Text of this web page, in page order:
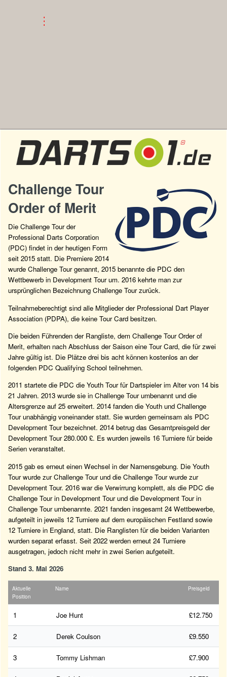
Challenge Tour
Order of Merit
Die Challenge Tour der
Professional Darts Corporation
(PDC) findet in der heutigen Form
seit 2015 statt. Die Premiere 2014
wurde Challenge Tour genannt, 2015 benannte die PDC den
Wettbewerb in Development Tour um. 2016 kehrte man zur
ursprünglichen Bezeichnung Challenge Tour zurück.
Teilnahmeberechtigt sind alle Mitglieder der Professional Dart Player
Association (PDPA), die keine Tour Card besitzen.
Die beiden Führenden der Rangliste, dem Challenge Tour Order of
Merit, erhalten nach Abschluss der Saison eine Tour Card, die für zwei
Jahre gültig ist. Die Plätze drei bis acht können kostenlos an der
folgenden PDC Qualifying School teilnehmen.
2011 startete die PDC die Youth Tour für Dartspieler im Alter von 14 bis
21 Jahren. 2013 wurde sie in Challenge Tour umbenannt und die
Altersgrenze auf 25 erweitert. 2014 fanden die Youth und Challenge
Tour unabhängig voneinander statt. Sie wurden gemeinsam als PDC
Development Tour bezeichnet. 2014 betrug das Gesamtpreisgeld der
Development Tour 280.000 £. Es wurden jeweils 16 Turniere für beide
Serien veranstaltet.
2015 gab es erneut einen Wechsel in der Namensgebung. Die Youth
Tour wurde zur Challenge Tour und die Challenge Tour wurde zur
Development Tour. 2016 war die Verwirrung komplett, als die PDC die
Challenge Tour in Development Tour und die Development Tour in
Challenge Tour umbenannte. 2021 fanden insgesamt 24 Wettbewerbe,
aufgeteilt in jeweils 12 Turniere auf dem europäischen Festland sowie
12 Turniere in England, statt. Die Ranglisten für die beiden Varianten
wurden separat erfasst. Seit 2022 werden erneut 24 Turniere
ausgetragen, jedoch nicht mehr in zwei Serien aufgeteilt.
Stand 3. Mai 2026
Aktuelle
Position
Name Preisgeld
1 Joe Hunt £12.750
2 Derek Coulson £9.550
3 Tommy Lishman £7.900